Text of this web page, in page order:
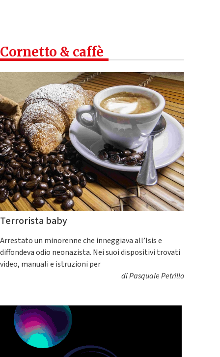
Cornetto & caffè
Terrorista baby
Arrestato un minorenne che inneggiava all’Isis e
diffondeva odio neonazista. Nei suoi dispositivi trovati
video, manuali e istruzioni per
diPasquale Petrillo